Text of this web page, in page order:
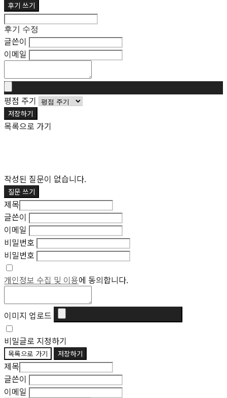
후기 쓰기
후기 수정
글쓴이
이메일
평점 주기
저장하기
목록으로 가기
작성된 질문이 없습니다.
질문 쓰기
제목
글쓴이
이메일
비밀번호
비밀번호
개인정보 수집 및 이용에 동의합니다.
이미지 업로드
비밀글로 지정하기
목록으로 가기 저장하기
제목
글쓴이
이메일